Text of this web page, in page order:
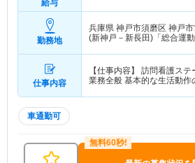
給与
勤務地
兵庫県 神戸市須磨区 神戸
(新神戸－新長田)「総合運
仕事内容
【仕事内容】 訪問看護ス
業務全般 基本的な生活動
車通勤可